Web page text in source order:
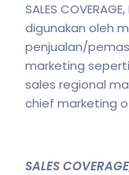
SALES
digunakan oleh
penjualan/
marketing
sales regional
chief marketing
SALES